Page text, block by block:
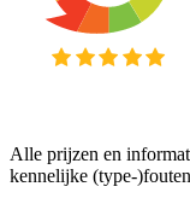
Alle prijzen en
kennelijke (type-